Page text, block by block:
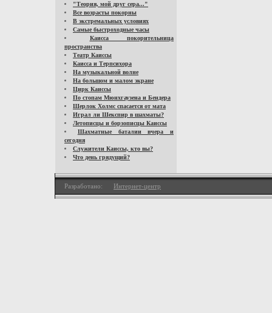
"Теория, мой друг сера..."
Все возрасты покорны
В экстремальных условиях
Самые быстроходные часы
Каисса покорительница
пространства
Театр Каиссы
Каисса и Терпсихора
На музыкальной волне
На большом и малом экране
Цирк Каиссы
По стопам Мюнхгаузена и Бендера
Шерлок Холмс спасается от мата
Играл ли Шекспир в шахматы?
Летописцы и борзописцы Каиссы
Шахматные баталии вчера и
сегодня
Служители Каиссы, кто вы?
Что день грядущий?
Разработано: Интернет-центр